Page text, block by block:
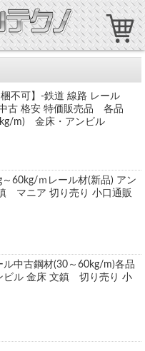
梱不可】-鉄道 線路 レール
古 格安 特価販売品 各品
m) 金床・アンビル
60kg/ｍレール材(新品) アン
マニア 切り売り 小口通販
ル中古鋼材(30～60kg/m)各品
ビル 金床 文鎮 切り売り 小